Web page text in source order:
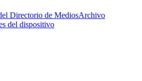
Directorio de MediosArchivo
del dispositivo